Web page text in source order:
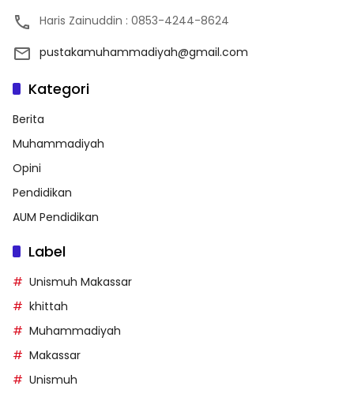
Haris Zainuddin : 0853-4244-8624
pustakamuhammadiyah@gmail.com
Kategori
Berita
Muhammadiyah
Opini
Pendidikan
AUM Pendidikan
Label
Unismuh Makassar
khittah
Muhammadiyah
Makassar
Unismuh